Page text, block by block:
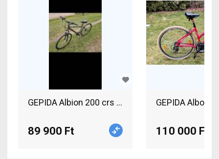
GEPIDA Albion 200 crs Trekking/cross v-fék
89 900 Ft
GEPIDA Alboin
110 000 Ft